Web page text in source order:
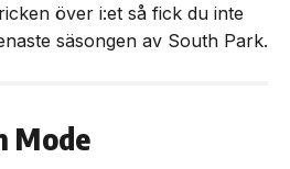
över i:et så fick du inte
säsongen av South Park.
Mode